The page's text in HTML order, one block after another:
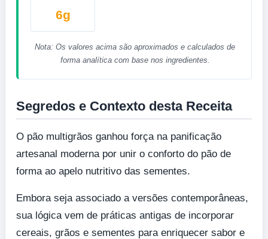
6g
Nota: Os valores acima são aproximados e calculados de
forma analítica com base nos ingredientes.
Segredos e Contexto desta Receita
O pão multigrãos ganhou força na panificação
artesanal moderna por unir o conforto do pão de
forma ao apelo nutritivo das sementes.
Embora seja associado a versões contemporâneas,
sua lógica vem de práticas antigas de incorporar
cereais, grãos e sementes para enriquecer sabor e